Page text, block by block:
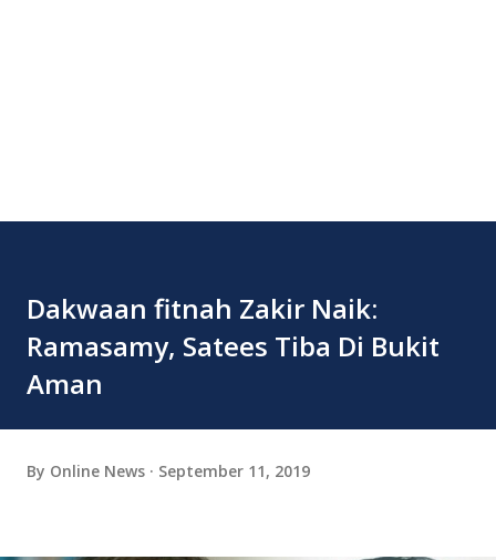
Dakwaan fitnah Zakir Naik:
Ramasamy, Satees Tiba Di Bukit
Aman
By Online News September 11, 2019